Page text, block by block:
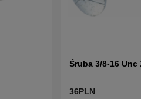
Śruba 3/8-16 Unc
36PLN